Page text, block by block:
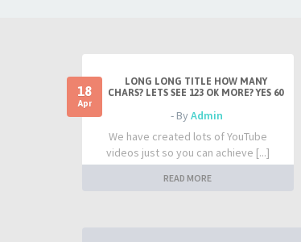
Correr y disfrutar el minimalismo.
Nuevo en el forum.
11 May 2023, 21:04
Seguridad en alta montaña
18
Apr
LONG LONG TITLE HOW MANY
CHARS? LETS SEE 123 OK MORE? YES 60
- ByAdmin
We have created lots of YouTube
videos just so you can achieve [...]
READ MORE